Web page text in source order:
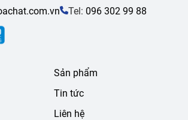
Tel: 096 302 99 88
Sản phẩm
Tin tức
Liên hệ